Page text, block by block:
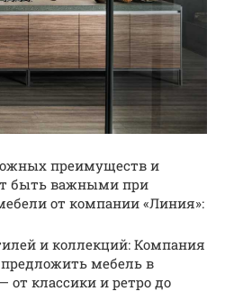
преимуществ и
быть важными при
от компании «Линия»:
и коллекций: Компания
мебель в
от классики и ретро до